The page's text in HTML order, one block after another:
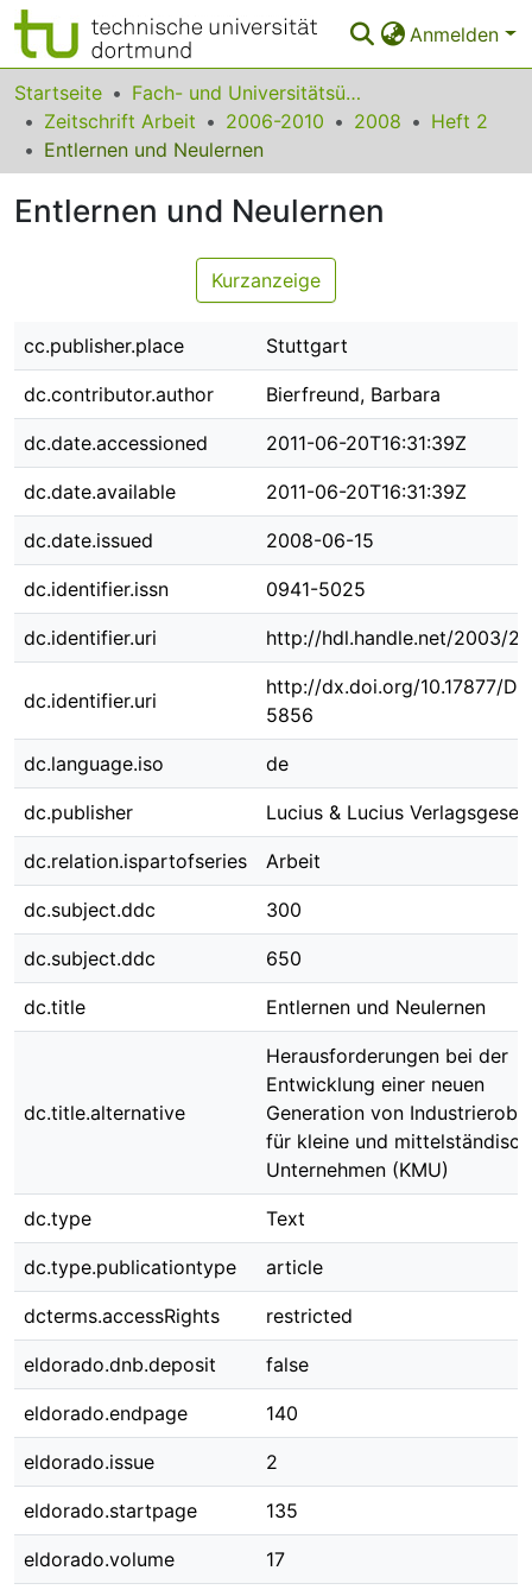
Anmelden
Bereiche & Sammlungen
Das gesamte Repositorium
Startseite
Fach- und Universitätsübergreifendes
Zeitschrift Arbeit
2006-2010 2008
Heft 2
Entlernen und Neulernen
Entlernen und Neulernen
Kurzanzeige
cc.publisher.place Stuttgart
dc.contributor.author Bierfreund, Barbara
dc.date.accessioned 2011-06-20T16:31:39Z
dc.date.available 2011-06-20T16:31:39Z
dc.date.issued 2008-06-15
dc.identifier.issn 0941-5025
dc.identifier.uri http://hdl.handle.net/2003/
dc.identifier.uri
http://dx.doi.org/10.17877/
5856
dc.language.iso de
dc.publisher Lucius & Lucius
dc.relation.ispartofseries Arbeit
dc.subject.ddc 300
dc.subject.ddc 650
dc.title Entlernen und Neulernen
dc.title.alternative
Herausforderungen bei der
Entwicklung einer neuen
Generation von
für kleine und
Unternehmen (KMU)
dc.type Text
dc.type.publicationtype article
dcterms.accessRights restricted
eldorado.dnb.deposit false
eldorado.endpage 140
eldorado.issue 2
eldorado.startpage 135
eldorado.volume 17